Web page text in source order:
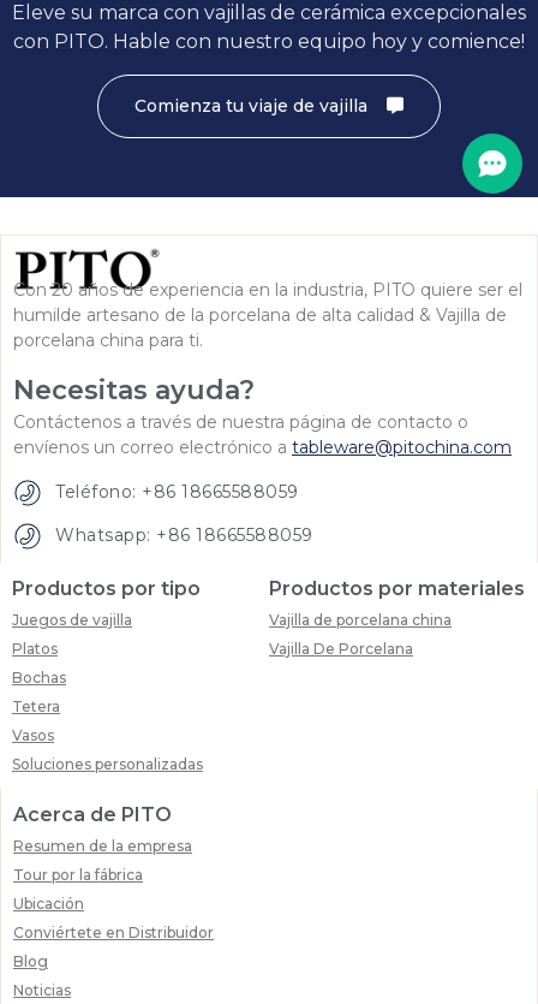
Eleve su marca con vajillas de cerámica excepcionales
con PITO. Hable con nuestro equipo hoy y comience!
Comienza tu viaje de vajilla
Con 20 años de experiencia en la industria, PITO quiere ser el
humilde artesano de la porcelana de alta calidad & Vajilla de
porcelana china para ti.
Necesitas ayuda?
Contáctenos a través de nuestra página de contacto o
envíenos un correo electrónico a tableware@pitochina.com
Teléfono: +86 18665588059
Whatsapp: +86 18665588059
Productos por tipo
Juegos de vajilla
Platos
Bochas
Tetera
Vasos
Soluciones personalizadas
Productos por materiales
Vajilla de porcelana china
Vajilla De Porcelana
Acerca de PITO
Resumen de la empresa
Tour por la fábrica
Ubicación
Conviértete en Distribuidor
Blog
Noticias